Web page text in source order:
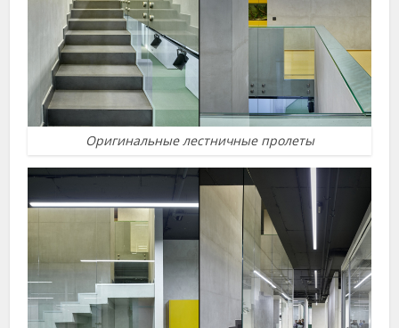
Оригинальные лестничные пролеты